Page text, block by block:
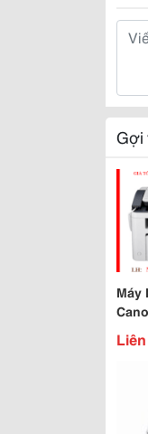
Gợi
Máy
Fax
Mãi